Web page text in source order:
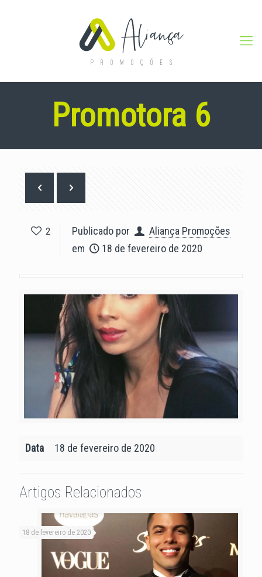
Promotora 6
2 Publicado por
Aliança Promoções
em
18 de fevereiro de 2020
Data 18 de fevereiro de 2020
Artigos Relacionados
18 de fevereiro de 2020